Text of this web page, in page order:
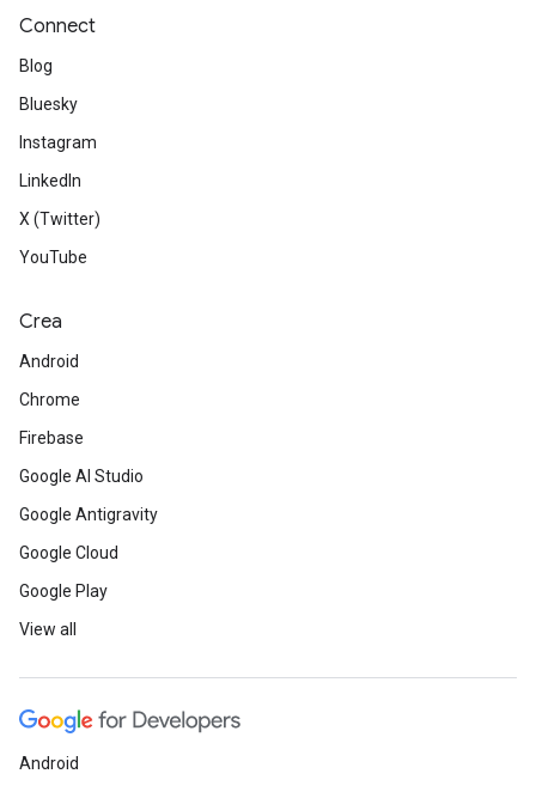
Connect
Blog
Bluesky
Instagram
LinkedIn
X (Twitter)
YouTube
Crea
Android
Chrome
Firebase
Google AI Studio
Google Antigravity
Google Cloud
Google Play
View all
Android